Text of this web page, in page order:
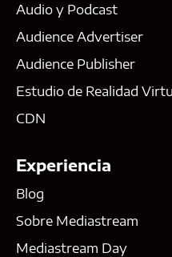
Audio y Podcast
Audience Advertiser
Audience Publisher
Estudio de Realidad
CDN
Experiencia
Blog
Sobre Mediastream
Mediastream Day